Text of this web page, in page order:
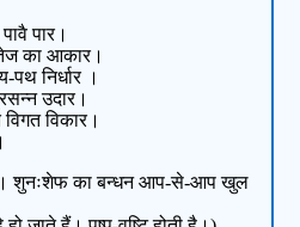
पार।
का आकार।
पथ निर्धार ।
उदार।
विगत विकार।
शुनःशेफ का बन्धन आप-से-आप खुल